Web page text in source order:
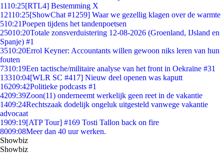
1110:25[RTL4] Bestemming X
12110:25[ShowChat #1259] Waar we gezellig klagen over de warmte
510:21Poepen tijdens het tandenpoetsen
25010:20Totale zonsverduistering 12-08-2026 (Groenland, IJsland en
Spanje) #1
3510:20Errol Keyner: Accountants willen gewoon niks leren van hun
fouten
7310:19Een tactische/militaire analyse van het front in Oekraïne #31
13310:04[WLR SC #417] Nieuw deel openen was kaputt
16209:42Politieke podcasts #1
4209:39Zoon(11) onderneemt werkelijk geen reet in de vakantie
1409:24Rechtszaak dodelijk ongeluk uitgesteld vanwege vakantie
advocaat
1909:19[ATP Tour] #169 Tosti Tallon back on fire
8009:08Meer dan 40 uur werken.
Showbiz
Showbiz